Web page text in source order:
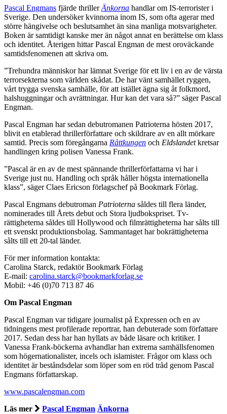
Pascal Engmans fjärde thrillerÄnkorna handlar om IS-terrorister i
Sverige. Den undersöker kvinnorna inom IS, som ofta agerar med
större hängivelse och beslutsamhet än sina manliga motsvarigheter.
Boken är samtidigt kanske mer än något annat en berättelse om klass
och identitet. Återigen hittar Pascal Engman de mest oroväckande
samtidsfenomenen att skriva om.
”Trehundra människor har lämnat Sverige för ett liv i en av de värsta
terrorsekterna som världen skådat. De har vänt samhället ryggen,
vårt trygga svenska samhälle, för att istället ägna sig åt folkmord,
halshuggningar och avrättningar. Hur kan det vara så?” säger Pascal
Engman.
Pascal Engman har sedan debutromanen Patrioterna hösten 2017,
blivit en etablerad thrillerförfattare och skildrare av en allt mörkare
samtid. Precis som föregångarna Råttkungen och Eldslandetkretsar
handlingen kring polisen Vanessa Frank.
”Pascal är en av de mest spännande thrillerförfattarna vi har i
Sverige just nu. Handling och språk håller högsta internationella
klass”, säger Claes Ericson förlagschef på Bookmark Förlag.
Pascal Engmans debutroman Patrioterna såldes till flera länder,
nominerades till Årets debut och Stora ljudbokspriset. Tv-
rättigheterna såldes till Hollywood och filmrättigheterna har sålts till
ett svenskt produktionsbolag. Sammantaget har bokrättigheterna
sålts till ett 20-tal länder.
För mer information kontakta:
Carolina Starck, redaktör Bookmark Förlag
E-mail: carolina.starck@bookmarkforlag.se
Mobil: +46 (0)70 713 87 46
Om Pascal Engman
Pascal Engman var tidigare journalist på Expressen och en av
tidningens mest profilerade reportrar, han debuterade som författare
2017. Sedan dess har han hyllats av både läsare och kritiker. I
Vanessa Frank-böckerna avhandlar han extrema samhällsfenomen
som högernationalister, incels och islamister. Frågor om klass och
identitet är beståndsdelar som löper som en röd tråd genom Pascal
Engmans författarskap.
www.pascalengman.com
Läs mer
Pascal Engman Änkorna